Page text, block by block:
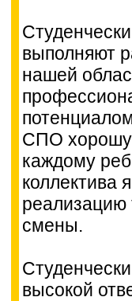
выполняют
нашей
СПО
каждому
коллектива
реализацию
смены.
высокой